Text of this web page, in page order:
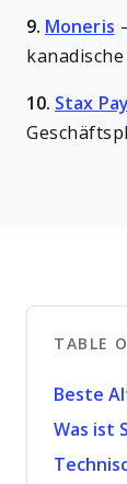
9. Moneris
10. Stax
TABLE
Beste
Was ist